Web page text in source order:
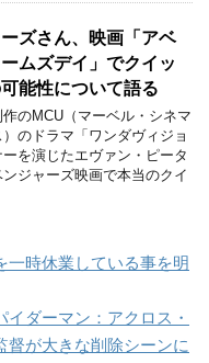
ズさん、映画「アベ
ムズデイ」でクイッ
能性について語る
のMCU（マーベル・シネマ
のドラマ「ワンダヴィジョ
を演じたエヴァン・ピータ
ジャーズ映画で本当のクイ
一時休業している事を明
イダーマン：アクロス・
督が大きな削除シーンに